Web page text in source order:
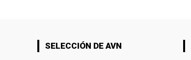
SELECCIÓN DE AVN